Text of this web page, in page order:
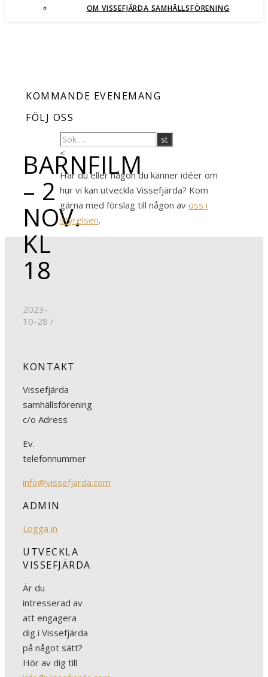
OM VISSEFJÄRDA SAMHÄLLSFÖRENING
KOMMANDE EVENEMANG
FÖLJ OSS
BARNFILM
– 2
NOV.
KL
18
2023-
10-28 /
<
Har du eller någon du känner idéer om
hur vi kan utveckla Vissefjärda? Kom
gärna med förslag till någon av oss i
styrelsen.
KONTAKT
Vissefjärda
samhällsförening
c/o Adress
Ev.
telefonnummer
info@vissefjarda.com
ADMIN
Logga in
UTVECKLA
VISSEFJÄRDA
Är du
intresserad av
att engagera
dig i Vissefjärda
på något sätt?
Hör av dig till